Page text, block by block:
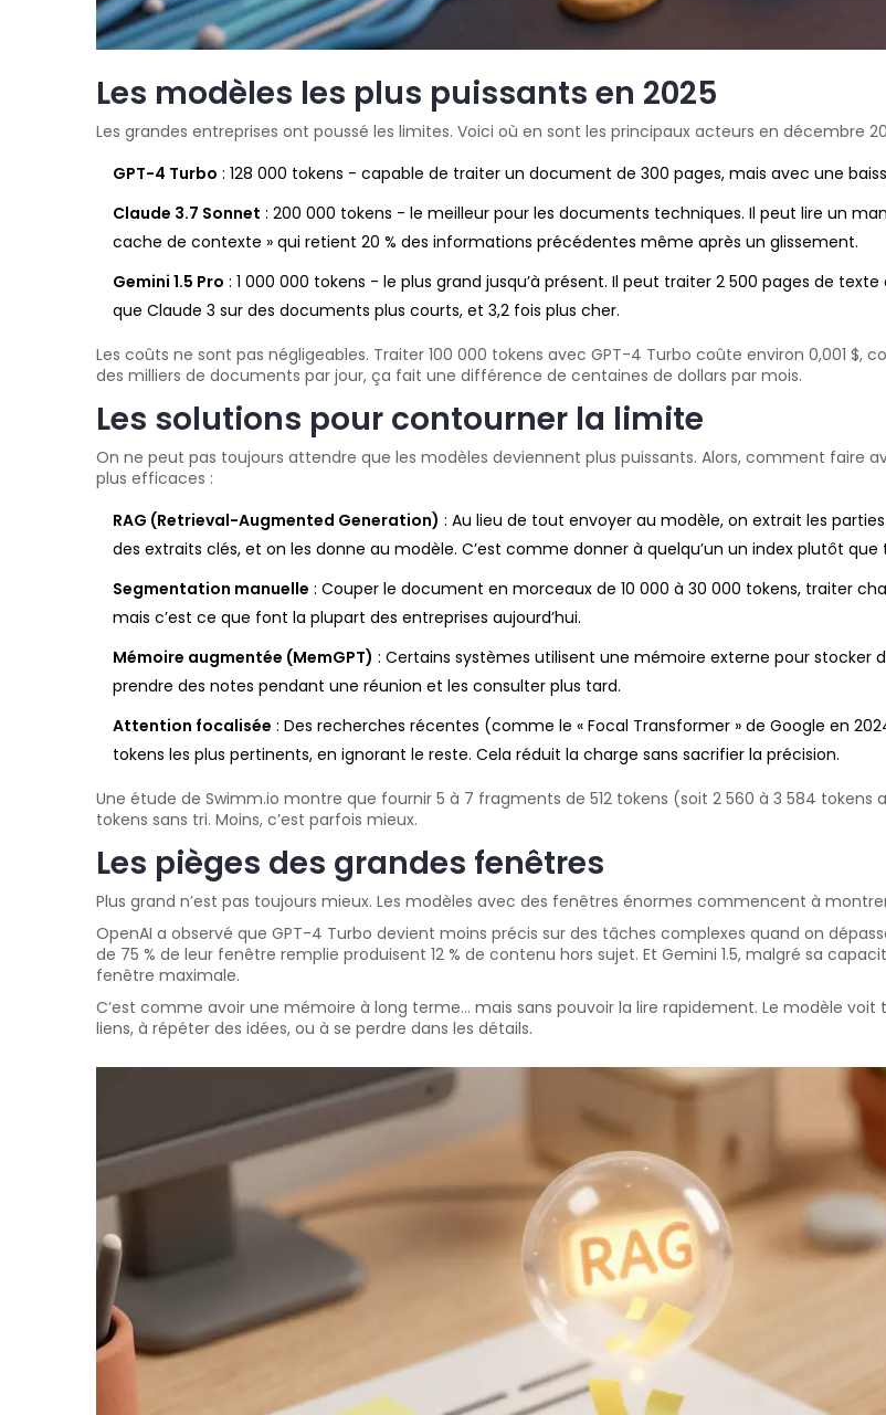
Les modèles les plus puissants en 2025
Les grandes entreprises ont poussé les limites. Voici où en sont les principaux acteurs en décembre
GPT-4 Turbo : 128 000 tokens - capable de traiter un document de 300 pages, mais avec une
Claude 3.7 Sonnet : 200 000 tokens - le meilleur pour les documents techniques. Il peut lire un
cache de contexte » qui retient 20 % des informations précédentes même après un glissement.
Gemini 1.5 Pro : 1 000 000 tokens - le plus grand jusqu’à présent. Il peut traiter 2 500 pages de
que Claude 3 sur des documents plus courts, et 3,2 fois plus cher.
Les coûts ne sont pas négligeables. Traiter 100 000 tokens avec GPT-4 Turbo coûte environ 0,001 $,
des milliers de documents par jour, ça fait une différence de centaines de dollars par mois.
Les solutions pour contourner la limite
On ne peut pas toujours attendre que les modèles deviennent plus puissants. Alors, comment faire
plus efficaces :
RAG (Retrieval-Augmented Generation) : Au lieu de tout envoyer au modèle, on extrait les
des extraits clés, et on les donne au modèle. C’est comme donner à quelqu’un un index plutôt que
Segmentation manuelle : Couper le document en morceaux de 10 000 à 30 000 tokens, traiter
mais c’est ce que font la plupart des entreprises aujourd’hui.
Mémoire augmentée (MemGPT) : Certains systèmes utilisent une mémoire externe pour stocker
prendre des notes pendant une réunion et les consulter plus tard.
Attention focalisée : Des recherches récentes (comme le « Focal Transformer » de Google en
tokens les plus pertinents, en ignorant le reste. Cela réduit la charge sans sacrifier la précision.
Une étude de Swimm.io montre que fournir 5 à 7 fragments de 512 tokens (soit 2 560 à 3 584 tokens
tokens sans tri. Moins, c’est parfois mieux.
Les pièges des grandes fenêtres
Plus grand n’est pas toujours mieux. Les modèles avec des fenêtres énormes commencent à
OpenAI a observé que GPT-4 Turbo devient moins précis sur des tâches complexes quand on
de 75 % de leur fenêtre remplie produisent 12 % de contenu hors sujet. Et Gemini 1.5, malgré sa
fenêtre maximale.
C’est comme avoir une mémoire à long terme… mais sans pouvoir la lire rapidement. Le modèle
liens, à répéter des idées, ou à se perdre dans les détails.